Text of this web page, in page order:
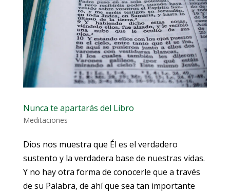
Nunca te apartarás del Libro
Meditaciones
Dios nos muestra que Él es el verdadero
sustento y la verdadera base de nuestras vidas.
Y no hay otra forma de conocerle que a través
de su Palabra, de ahí que sea tan importante